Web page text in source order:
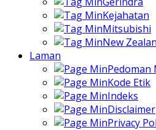
Kejahatan
Mitsubishi
New
Laman
Pedoman
Kode Etik
Indeks
Disclaimer
Privacy